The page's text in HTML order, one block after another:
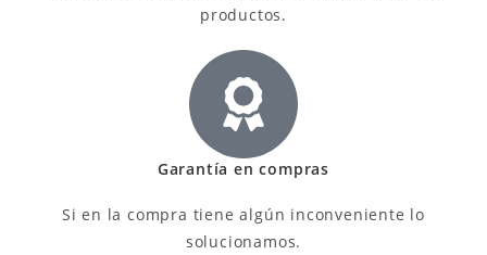
productos.
Garantía en compras
Si en la compra tiene algún inconveniente lo
solucionamos.